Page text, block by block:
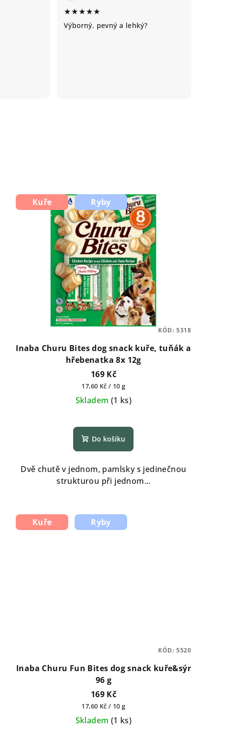
★★★★★
Výborný, pevný a lehký?
Kuře Ryby
Inaba Churu Bites dog snack kuře, tuňák a
hřebenatka 8x 12g
169 Kč
Měrná
cena:
17,60 Kč / 10 g
Skladem (1 ks)
Do košíku
Dvě chutě v jednom, pamlsky s jedinečnou
strukturou při jednom...
KÓD: 5318
Kuře Ryby
Inaba Churu Fun Bites dog snack kuře&sýr
96 g
169 Kč
Měrná
cena:
17,60 Kč / 10 g
Skladem (1 ks)
KÓD: 5520